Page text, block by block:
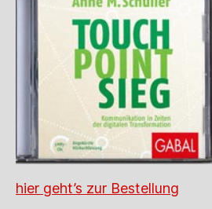
hier geht’s zur Bestellung